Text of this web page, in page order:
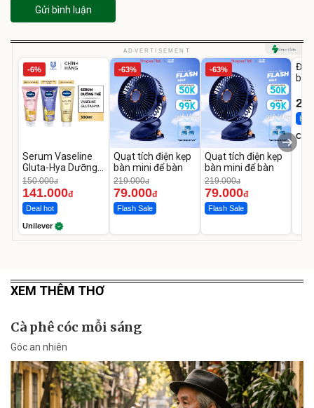
Gửi bình luận
ADVERTISEMENT
-6%
Serum Vaseline
Gluta-Hya Dưỡng
Da Sáng Mịn Sau 7
Ngày
150.000đ
141.000đ
Deal hot
Unilever
-63%
Quạt tích điện kẹp
bàn mini để bàn
219.000đ
79.000đ
Flash Sale
-63%
Quạt tích điện kẹp
bàn mini để bàn
219.000đ
79.000đ
Flash Sale
Đai
bé
Hot
XEM THÊM THƠ
Cà phê cóc mỗi sáng
Góc an nhiên